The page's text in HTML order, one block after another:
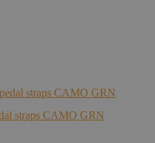
straps CAMO GRN